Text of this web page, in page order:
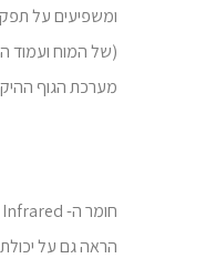
ומשפיעים על
(של המוח ועמוד
מערכת הגוף
הראה גם על